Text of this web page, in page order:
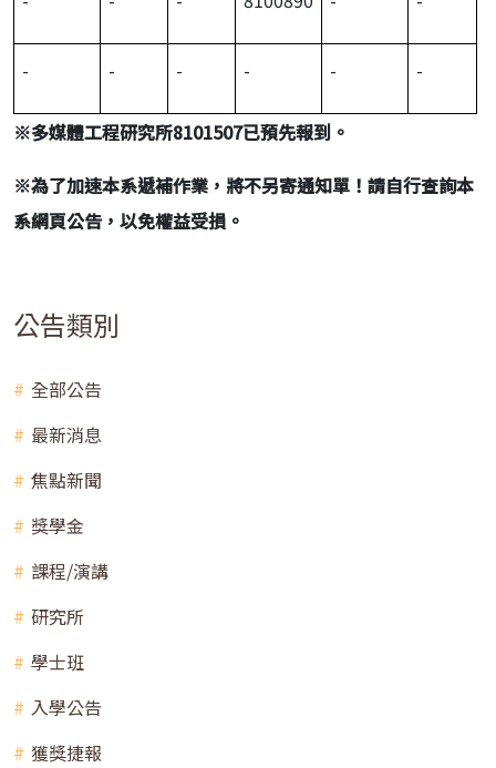
- - - - - -
※多媒體工程研究所8101507已預先報到。
※為了加速本系遞補作業，將不另寄通知單！請自行查詢本
系網頁公告，以免權益受損。
公告類別
全部公告
最新消息
焦點新聞
獎學金
課程/演講
研究所
學士班
入學公告
獲獎捷報